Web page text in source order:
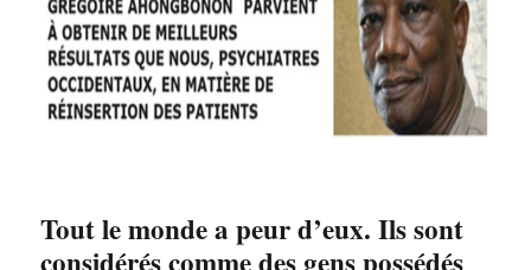
Tout le monde a peur d’eux. Ils sont